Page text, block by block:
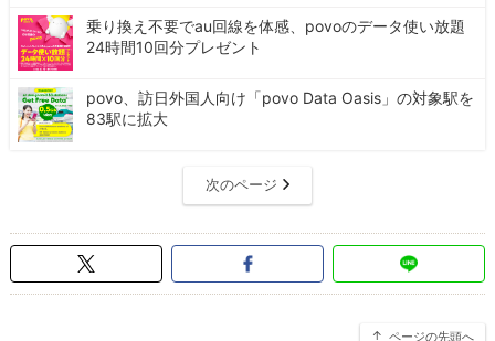
乗り換え不要でau回線を体感、povoのデータ使い放題
24時間10回分プレゼント
povo、訪日外国人向け「povo Data Oasis」の対象駅を
83駅に拡大
次のページ
ページの先頭へ